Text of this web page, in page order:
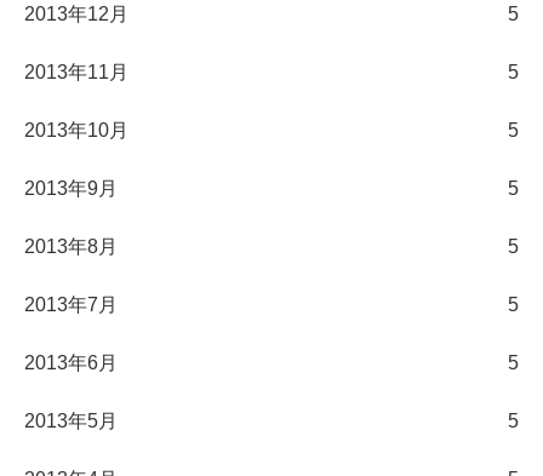
2013年12月 5
2013年11月 5
2013年10月 5
2013年9月 5
2013年8月 5
2013年7月 5
2013年6月 5
2013年5月 5